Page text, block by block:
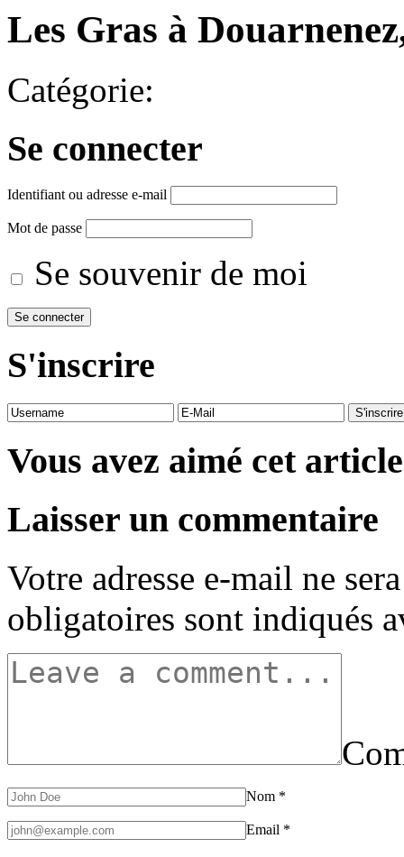
Les Gras à
Catégorie:
Se connecter
Identifiant ou adresse e-mail
Mot de passe
Se souvenir de moi
S'inscrire
Vous avez aimé cet
Laisser un commentaire
Votre adresse e-mail ne
obligatoires sont indiqués
Nom *
Email *